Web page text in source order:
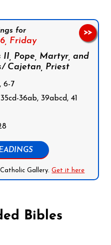
for
Friday
II, Pope, Martyr, and
Cajetan, Priest
6-7
36ab, 39abcd, 41
Gallery.Get it here
>>
Bibles